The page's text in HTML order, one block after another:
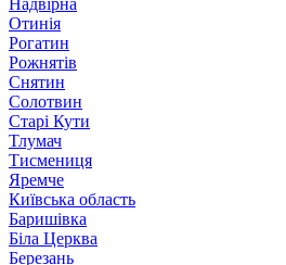
Надвірна
Отинія
Рогатин
Рожнятів
Снятин
Солотвин
Старі Кути
Тлумач
Тисмениця
Яремче
Київська область
Баришівка
Біла Церква
Березань